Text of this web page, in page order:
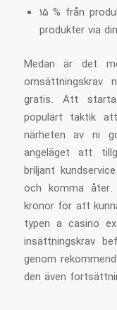
15 % från
produkter via
Medan är det
omsättningskrav
gratis. Att
populärt taktik
närheten av ni
angeläget att
briljant
och komma
kronor för att
typen a casino
insättningskrav
genom
den även